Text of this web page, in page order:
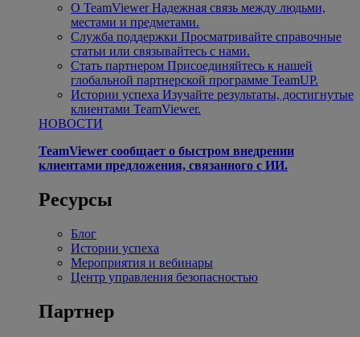
О TeamViewer Надежная связь между людьми,
местами и предметами.
Служба поддержки Просматривайте справочные
статьи или связывайтесь с нами.
Стать партнером Присоединяйтесь к нашей
глобальной партнерской программе TeamUP.
Истории успеха Изучайте результаты, достигнутые
клиентами TeamViewer.
НОВОСТИ
TeamViewer сообщает о быстром внедрении
клиентами предложения, связанного с ИИ.
Ресурсы
Блог
Истории успеха
Мероприятия и вебинары
Центр управления безопасностью
Партнер